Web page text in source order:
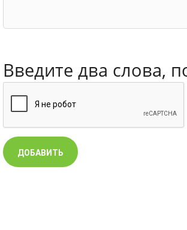
Введите два слова,